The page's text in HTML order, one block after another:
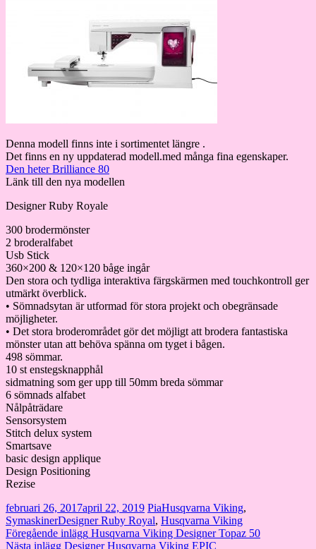
Denna modell finns inte i sortimentet längre .
Det finns en ny uppdaterad modell.med många fina egenskaper.
Den heter Brilliance 80
Länk till den nya modellen
Designer Ruby Royale
300 brodermönster
2 broderalfabet
Usb Stick
360×200 & 120×120 båge ingår
Den stora och tydliga interaktiva färgskärmen med touchkontroll ger
utmärkt överblick.
• Sömnadsytan är utformad för stora projekt och obegränsade
möjligheter.
• Det stora broderområdet gör det möjligt att brodera fantastiska
mönster utan att behöva spänna om tyget i bågen.
498 sömmar.
10 st enstegsknapphål
sidmatning som ger upp till 50mm breda sömmar
6 sömnads alfabet
Nålpåträdare
Sensorsystem
Stitch delux system
Smartsave
basic design applique
Design Positioning
Rezise
februari 26, 2017april 22, 2019 PiaHusqvarna Viking,
SymaskinerDesigner Ruby Royal, Husqvarna Viking
Inläggsnavigering
Föregående inlägg Husqvarna Viking Designer Topaz 50
Nästa inlägg Designer Husqvarna Viking EPIC